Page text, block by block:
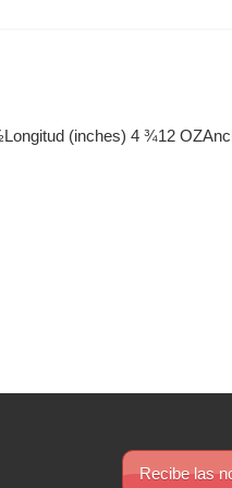
(inches) 4 ¾12
Recibe las